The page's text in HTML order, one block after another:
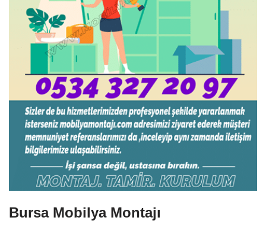
Bursa Mobilya Montajı